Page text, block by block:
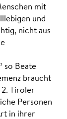
mit
und
nicht aus
so Beate
braucht
2. Tiroler
Personen
in ihrer